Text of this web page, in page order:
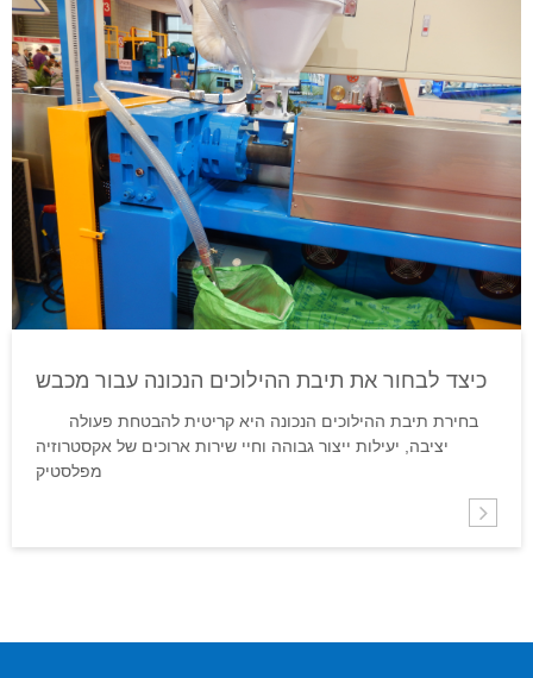
כיצד לבחור את תיבת ההילוכים הנכונה עבור מכבש
פלסטיק עם בורג יחיד?
בחירת תיבת ההילוכים הנכונה היא קריטית להבטחת פעולה
יציבה, יעילות ייצור גבוהה וחיי שירות ארוכים של אקסטרוזיה
מפלסטיק